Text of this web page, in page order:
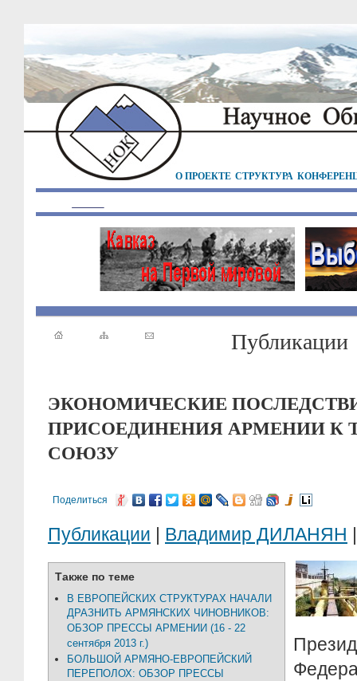
О ПРОЕКТЕ СТРУКТУРА
Публикации
ЭКОНОМИЧЕСКИЕ
ПРИСОЕДИНЕНИЯ АРМЕНИИ
СОЮЗУ
Поделиться
Публикации | Владимир ДИЛАНЯН
Также по теме
В ЕВРОПЕЙСКИХ СТРУКТУРАХ НАЧАЛИ
ДРАЗНИТЬ АРМЯНСКИХ ЧИНОВНИКОВ:
ОБЗОР ПРЕССЫ АРМЕНИИ (16 - 22
сентября 2013 г.)
БОЛЬШОЙ АРМЯНО-ЕВРОПЕЙСКИЙ
ПЕРЕПОЛОХ: ОБЗОР ПРЕССЫ